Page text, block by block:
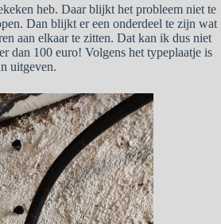
heb. Daar blijkt het probleem niet te
Dan blijkt er een onderdeel te zijn wat
aan elkaar te zitten. Dat kan ik dus niet
dan 100 euro! Volgens het typeplaatje is
uitgeven.